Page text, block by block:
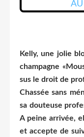
Kelly, une jolie
champagne
sus le droit de
Chassée sans
sa douteuse
A peine arrivée,
et accepte de